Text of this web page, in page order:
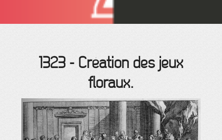
1323 - Création des jeux
floraux.